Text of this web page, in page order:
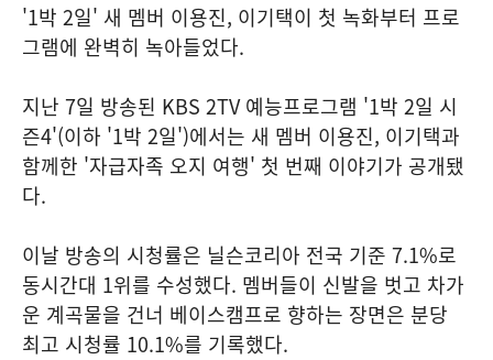
'1박 2일' 새 멤버 이용진, 이기택이 첫 녹화부터 프로
그램에 완벽히 녹아들었다.
지난 7일 방송된 KBS 2TV 예능프로그램 '1박 2일 시
즌4'(이하 '1박 2일')에서는 새 멤버 이용진, 이기택과
함께한 '자급자족 오지 여행' 첫 번째 이야기가 공개됐
다.
이날 방송의 시청률은 닐슨코리아 전국 기준 7.1%로
동시간대 1위를 수성했다. 멤버들이 신발을 벗고 차가
운 계곡물을 건너 베이스캠프로 향하는 장면은 분당
최고 시청률 10.1%를 기록했다.